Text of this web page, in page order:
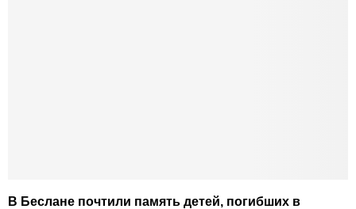
В Беслане почтили память детей, погибших в